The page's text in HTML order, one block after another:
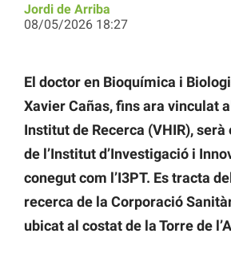
Jordi de Arriba
08/05/2026 18:27
El doctor en Bioquímica i
Xavier Cañas, fins ara vinculat
Institut de Recerca (VHIR),
de l’Institut d’Investigació i
conegut com l’I3PT. Es tracta
recerca de la Corporació
ubicat al costat de la Torre de